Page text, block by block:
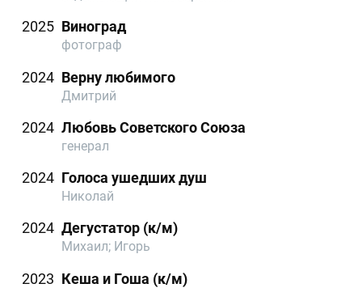
2025 Виноград
фотограф
2024 Верну любимого
Дмитрий
2024 Любовь Советского Союза
генерал
2024 Голоса ушедших душ
Николай
2024 Дегустатор (к/м)
Михаил; Игорь
2023 Кеша и Гоша (к/м)